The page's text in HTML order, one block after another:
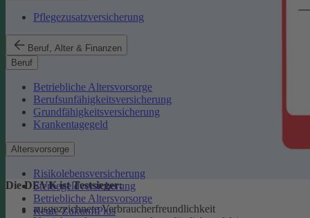
Pflegezusatzversicherung
Beruf, Alter & Finanzen
Beruf
Betriebliche Altersvorsorge
Berufsunfähigkeitsversicherung
Grundfähigkeitsversicherung
Krankentagegeld
Altersvorsorge
Risikolebensversicherung
Sterbegeldversicherung
Betriebliche Altersvorsorge
Rente ZukunftPlus
Die DEVK ist Testsieger:
ausgezeichnete Verbraucherfreundlichkeit